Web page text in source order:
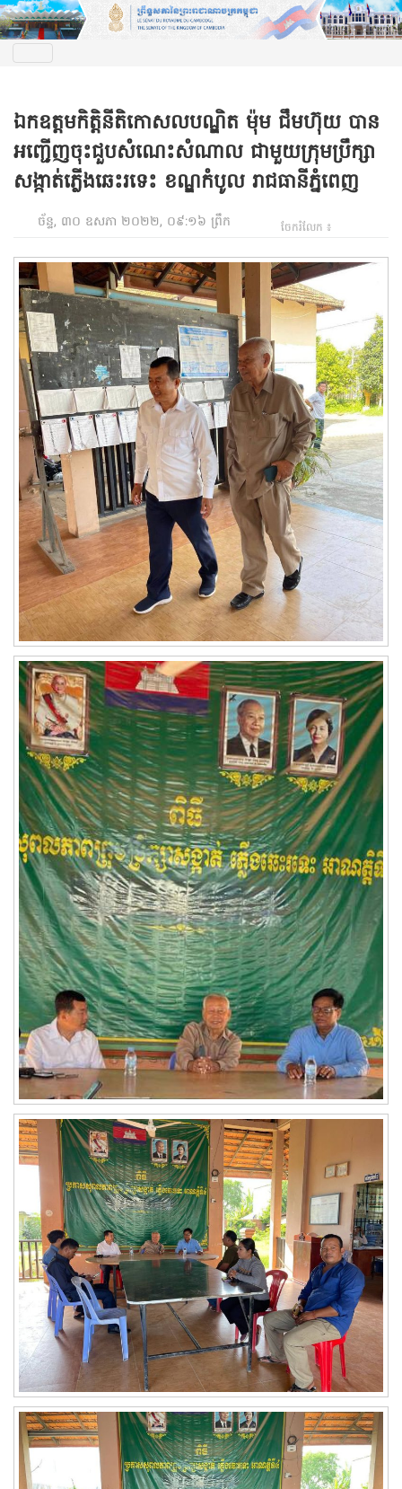
ឯកឧត្តមកិត្តិនីតិកោសលបណ្ឌិត ម៉ុម ជឹមហ៊ុយ បាន
អញ្ជើញចុះជួបសំណេះសំណាល ជាមួយក្រុមប្រឹក្សា
សង្កាត់ភ្លើងឆេះរទេះ ខណ្ឌកំបូល រាជធានីភ្នំពេញ
ច័ន្ទ, ៣០ ឧសភា ២០២២, ០៩:១៦ ព្រឹក ចែករំលែក ៖